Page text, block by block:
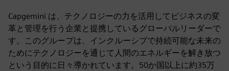
Capgemini は、テクノロジーの力を活用してビジネスの変
革と管理を行う企業と提携しているグローバルリーダーで
す。このグループは、インクルーシブで持続可能な未来の
ためにテクノロジーを通じて人間のエネルギーを解き放つ
という目的に日々導かれています。50か国以上に約35万